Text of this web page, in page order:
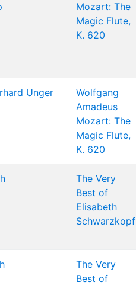
Mozart: The
Magic Flute,
K. 620
Unger
Wolfgang
Amadeus
Mozart: The
Magic Flute,
K. 620
The Very
Best of
Elisabeth
Schwarzkopf
The Very
Best of